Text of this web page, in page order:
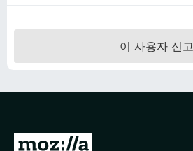
가
이 사용자 신고
M